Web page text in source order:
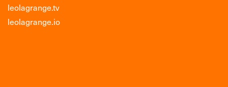
leolagrange.tv
leolagrange.io